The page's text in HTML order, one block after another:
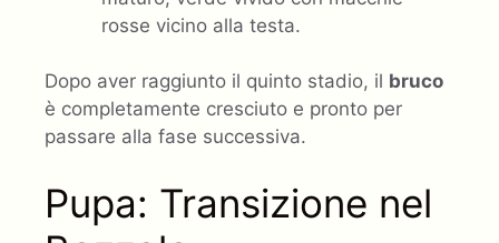
rosse vicino alla testa.
Dopo aver raggiunto il quinto stadio, il bruco
è completamente cresciuto e pronto per
passare alla fase successiva.
Pupa: Transizione nel